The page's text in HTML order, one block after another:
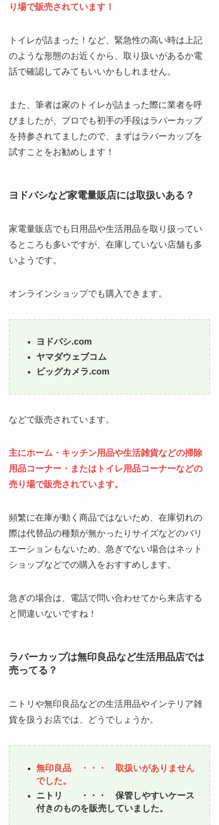
り場で販売されています！
トイレが詰まった！など、緊急性の高い時は上記
のような形態のお近くから、取り扱いがあるか電
話で確認してみてもいいかもしれません。
また、筆者は家のトイレが詰まった際に業者を呼
びましたが、プロでも初手の手段はラバーカップ
を持参されてましたので、まずはラバーカップを
試すことをお勧めします！
ヨドバシなど家電量販店には取扱いある？
家電量販店でも日用品や生活用品を取り扱ってい
るところも多いですが、在庫していない店舗も多
いようです。
オンラインショップでも購入できます。
ヨドバシ.com
ヤマダウェブコム
ビッグカメラ.com
などで販売されています。
主にホーム・キッチン用品や生活雑貨などの掃除
用品コーナー・またはトイレ用品コーナーなどの
売り場で販売されています。
頻繁に在庫が動く商品ではないため、在庫切れの
際は代替品の種類が無かったりサイズなどのバリ
エーションもないため、急ぎでない場合はネット
ショップなどでの購入をおすすめします。
急ぎの場合は、電話で問い合わせてから来店する
と間違いないですね！
ラバーカップは無印良品など生活用品店では
売ってる？
ニトリや無印良品などの生活用品やインテリア雑
貨を扱うお店では、どうでしょうか。
無印良品 ・・・ 取扱いがありません
でした。
ニトリ ・・・ 保管しやすいケース
付きのものを販売していました。